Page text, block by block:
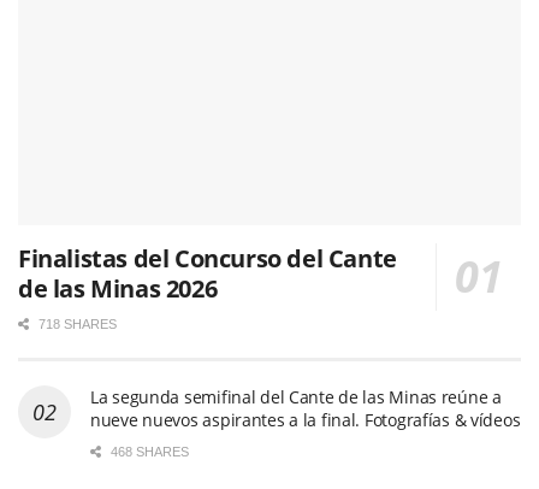
Finalistas del Concurso del Cante
de las Minas 2026
718 SHARES
La segunda semifinal del Cante de las Minas reúne a
nueve nuevos aspirantes a la final. Fotografías & vídeos
468 SHARES